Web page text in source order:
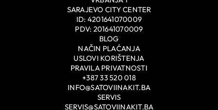
SARAJEVO CITY CENTER
ID: 4201641070009
PDV: 201641070009
BLOG
NAČIN PLAĆANJA
USLOVI KORIŠTENJA
PRAVILA PRIVATNOSTI
+387 33 520 018
INFO@SATOVIINAKIT.BA
SERVIS
SERVIS@SATOVIINAKIT.BA